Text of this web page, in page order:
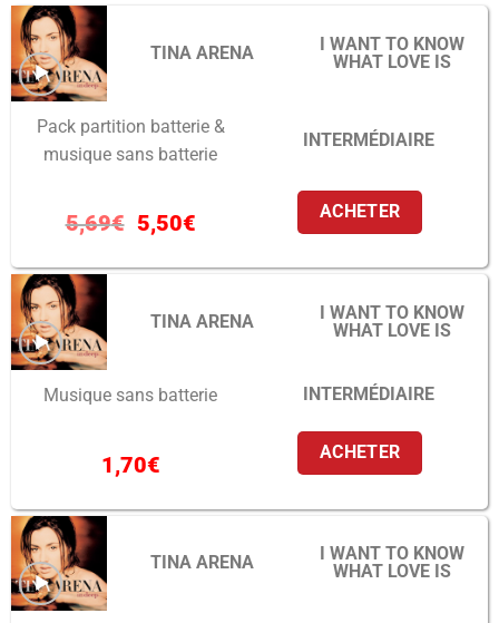
TINA ARENA
I WANT TO KNOW
WHAT LOVE IS
Pack partition batterie &
musique sans batterie
INTERMÉDIAIRE
5,69€ 5,50€ ACHETER
TINA ARENA
I WANT TO KNOW
WHAT LOVE IS
Musique sans batterie INTERMÉDIAIRE
1,70€ ACHETER
TINA ARENA
I WANT TO KNOW
WHAT LOVE IS